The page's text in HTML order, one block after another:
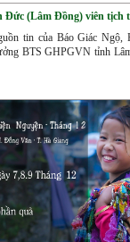
Đức (Lâm Đồng) viên tịch
tin của Báo Giác Ngộ,
BTS GHPGVN tỉnh